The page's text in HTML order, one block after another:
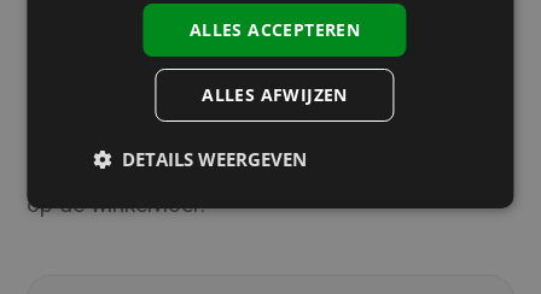
die meetikken op elke betaling.
Daarom bestaat deze integratie.
Shopify blijft
doen waar het de standaard in is — je webshop
— en Tilroy doet wat een retailkassa moet doen
op de winkelvloer.
ALLES ACCEPTEREN
ALLES AFWIJZEN
DETAILS WEERGEVEN